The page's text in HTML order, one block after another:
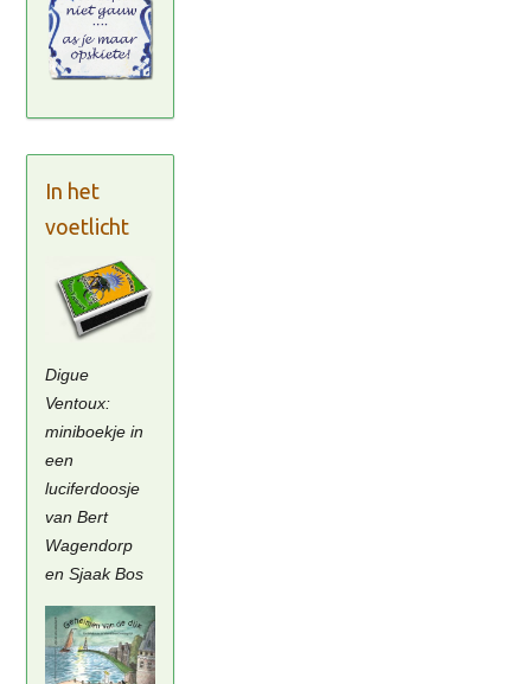
In het
voetlicht
Digue
Ventoux:
miniboekje in
een
luciferdoosje
van Bert
Wagendorp
en Sjaak Bos